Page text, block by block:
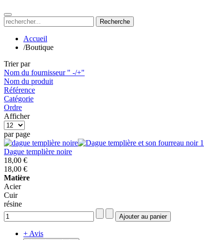
Recherche
Accueil
/Boutique
Trier par
Nom du fournisseur " -/+"
Nom du produit
Référence
Catégorie
Ordre
Afficher
par page
Dague templière noire
18,00 €
18,00 €
Matière
Acier
Cuir
résine
+ Avis